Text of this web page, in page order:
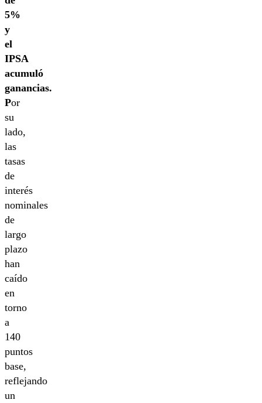
5%
y
el
IPSA
acumuló
ganancias.
Por
su
lado,
las
tasas
de
interés
nominales
de
largo
plazo
han
caído
en
torno
a
140
puntos
base,
reflejando
un